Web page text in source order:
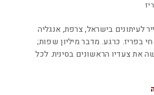
לעיתונים בישראל, צרפת, אנגליה
בפריז. כרגע. מדבר מיליון שפות;
את צעדיו הראשונים בסינית. לכל